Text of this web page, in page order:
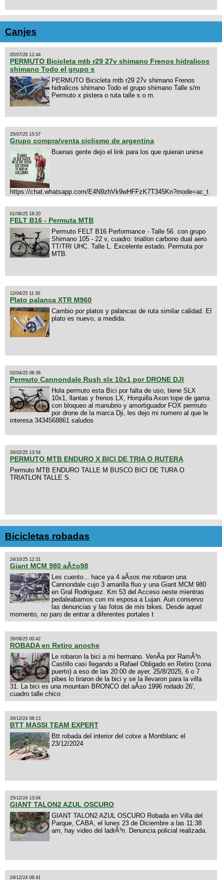
Canjes
05/07/26 12:44
PERMUTO Bicicleta mtb r29 27v shimano Frenos hidralicos
shimano Todo el grupo s
PERMUTO Bicicleta mtb r29 27v shimano Frenos
hidralicos shimano Todo el grupo shimano Talle s/m
Permuto x pistera o ruta talle s o m.
25/07/25 15:57
Grupo compra/venta ciclismo de argentina
Buenas gente dejo el link para los que quieran unirse
https://chat.whatsapp.com/E4N9zhVk9wHFFzK7T345Kn?mode=ac_t
01/06/25 18:20
FELT B16 - Permuta MTB
Permuto FELT B16 Performance - Talle 56. con grupo
Shimano 105 - 22 v, cuadro: triatlon carbono dual aero
TT/TRI UHC. Talle L. Excelente estado. Permuta por
MTB.
12/04/25 11:30
Plato palanca XTR M960
Cambio por platos y palancas de ruta similar calidad. El
plato es nuevo, a medida.
02/04/25 08:36
Permuto Cannondale Rush slx 10x1 por DRONE DJI
Hola permuto esta Bici por falta de uso, tiene SLX
10x1, llantas y frenos LX, Horquilla Axon tope de gama
con bloqueo al manubrio y amortiguador FOX permuto
por drone de la marca Dji, les dejo mi numero al que le
interesa 3434568861 saludos
26/02/25 13:54
PERMUTO MTB ENDURO X BICI DE TRIA O RUTERA
Permuto MTB ENDURO TALLE M BUSCO BICI DE TURA O
TRIATLON TALLE S.
Bicicletas robadas
24/10/25 12:31
Giant MCM 980 aÃ±o98
Les cuento... hace ya 4 aÃ±os me robaron una
Cannondale cujo 3 amarilla fluo y una Giant MCM 980
en Gral Rodriguez. Km 53 del Acceso oeste mientras
pedaleabamos con mi esposa a Lujan. Aun conservo
las denuncias y las fotos de mis bikes. Desde aquel
momento, no paro de entrar a diferentes portales t
26/08/25 00:42
ROBADA en Retiro anoche
Le robaron la bici a mi hermano. VenÃ­a por RamÃ³n
Castillo casi llegando a Rafael Obligado en Retiro (zona
puerto) a eso de las 20:00 de ayer, 25/8/2025, 6 o 7
pibes lo tiraron de la bici y se la llevaron para la villa
31. La bici es una mountain BRONCO del aÃ±o 1996 rodado 26',
cuadro talle chico
26/12/24 08:13
BTT MASSI TEAM EXPERT
Btt robada del interior del cotxe a Montblanc el
23/12/2024
25/12/24 13:04
GIANT TALON2 AZUL OSCURO
GIANT TALON2 AZUL OSCURO Robada en Villa del
Parque, CABA, el lunes 23 de Diciembre a las 11:38
am, hay video del ladrÃ³n. Denuncia policial realizada.
24/12/24 08:41